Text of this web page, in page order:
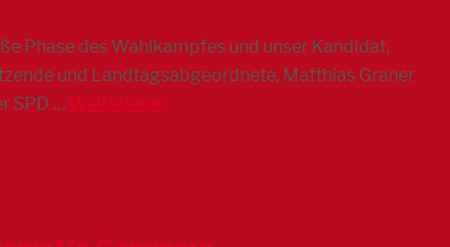
Phase des Wahlkampfes und unser Kandidat,
und Landtagsabgeordnete, Matthias Graner
SPD … Weiterlesen